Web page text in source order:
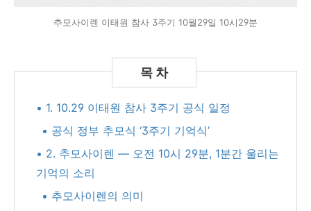
추모사이렌 이태원 참사 3주기 10월29일 10시29분
• 1. 10.29 이태원 참사 3주기 공식 일정
• 공식 정부 추모식 ‘3주기 기억식’
• 2. 추모사이렌 — 오전 10시 29분, 1분간 울리는
기억의 소리
• 추모사이렌의 의미